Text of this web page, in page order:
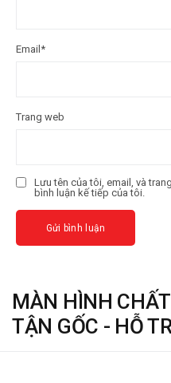
Email *
Trang web
Lưu tên của tôi, email, và
bình luận kế tiếp của tôi.
MÀN HÌNH
TẬN GỐC - HỖ